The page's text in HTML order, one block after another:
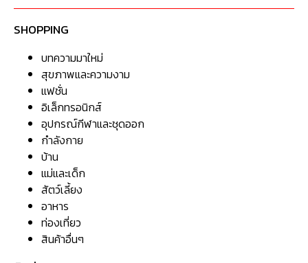
SHOPPING
บทความมาใหม่
สุขภาพและความงาม
แฟชั่น
อิเล็กทรอนิกส์
อุปกรณ์กีฬาและชุดออก
กำลังกาย
บ้าน
แม่และเด็ก
สัตว์เลี้ยง
อาหาร
ท่องเที่ยว
สินค้าอื่นๆ